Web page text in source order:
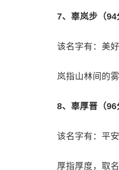
7、辜岚步（94
该名字有：美
岚指山林间的
8、辜厚晋（96
该名字有：平
厚指厚度，取